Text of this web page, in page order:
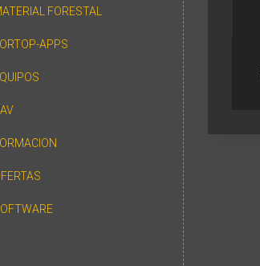
FORESTAL
APPS